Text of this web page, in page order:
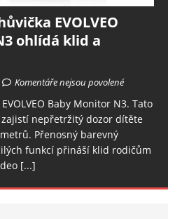
EVOLVEO
ohlídá klid a
Komentáře nejsou povolené
Baby Monitor N3. Tato
nepřetržitý dozor dítěte
Přenosný barevný
funkcí přináší klid rodičům
[...]